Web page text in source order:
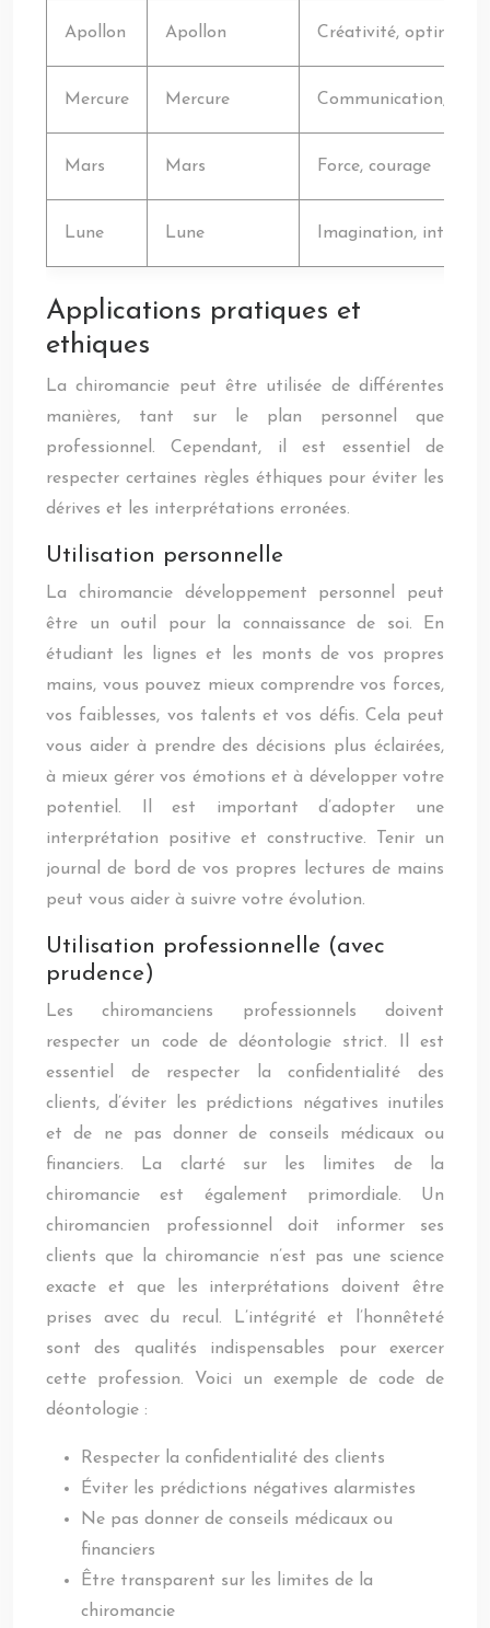
Apollon Apollon Créativité, optimisme
Mercure Mercure Communication,
Mars Mars Force, courage
Lune Lune Imagination, intuition
Applications pratiques et
ethiques
La chiromancie peut être utilisée de différentes
manières, tant sur le plan personnel que
professionnel. Cependant, il est essentiel de
respecter certaines règles éthiques pour éviter les
dérives et les interprétations erronées.
Utilisation personnelle
La chiromancie développement personnel peut
être un outil pour la connaissance de soi. En
étudiant les lignes et les monts de vos propres
mains, vous pouvez mieux comprendre vos forces,
vos faiblesses, vos talents et vos défis. Cela peut
vous aider à prendre des décisions plus éclairées,
à mieux gérer vos émotions et à développer votre
potentiel. Il est important d’adopter une
interprétation positive et constructive. Tenir un
journal de bord de vos propres lectures de mains
peut vous aider à suivre votre évolution.
Utilisation professionnelle (avec
prudence)
Les chiromanciens professionnels doivent
respecter un code de déontologie strict. Il est
essentiel de respecter la confidentialité des
clients, d’éviter les prédictions négatives inutiles
et de ne pas donner de conseils médicaux ou
financiers. La clarté sur les limites de la
chiromancie est également primordiale. Un
chiromancien professionnel doit informer ses
clients que la chiromancie n’est pas une science
exacte et que les interprétations doivent être
prises avec du recul. L’intégrité et l’honnêteté
sont des qualités indispensables pour exercer
cette profession. Voici un exemple de code de
déontologie :
Respecter la confidentialité des clients
Éviter les prédictions négatives alarmistes
Ne pas donner de conseils médicaux ou
financiers
Être transparent sur les limites de la
chiromancie